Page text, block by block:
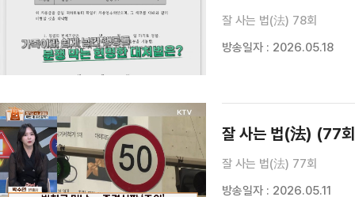
잘 사는 법(法) 78회
방송일자 : 2026.05.18
잘 사는 법(法) (77
잘 사는 법(法) 77회
방송일자 : 2026.05.11